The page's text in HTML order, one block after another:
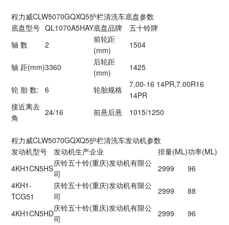
程力威CLW5070GQXQ5护栏清洗车底盘参数
底盘型号 QL1070A5HAY底盘品牌
五十铃牌
轴 数
2
前轮距
(mm)
1504
轴 距(mm)3360
后轮距
(mm)
1425
轮 胎 数: 6 轮胎规格
7.00-16 14PR,7.00R16
14PR
接近离去
角
24/16 前悬后悬 1015/1250
程力威CLW5070GQXQ5护栏清洗车发动机参数
发动机型号
发动机生产企业 排量(ML)功率(ML)
4KH1CN5HS
庆铃五十铃(重庆)发动机有限公
司
2999
96
4KH1-
TCG51
庆铃五十铃(重庆)发动机有限公
司
2999 88
4KH1CN5HD
庆铃五十铃(重庆)发动机有限公
司
2999 96